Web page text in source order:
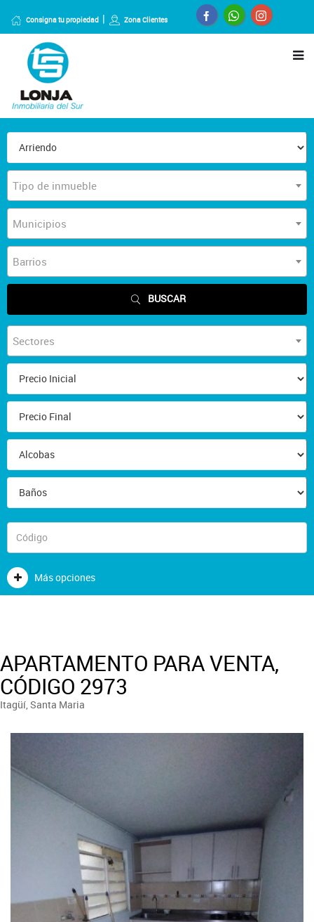
Consigna tu propiedad Zona Clientes
Tipo de inmueble
Municipios
Barrios
BUSCAR
Sectores
Más opciones
APARTAMENTO PARA VENTA,
CÓDIGO 2973
Itagüí, Santa Maria